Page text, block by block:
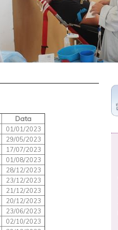
Data
01/01/2023
29/05/2023
17/07/2023
01/08/2023
28/12/2023
23/12/2023
21/12/2023
20/12/2023
23/06/2023
02/10/2023